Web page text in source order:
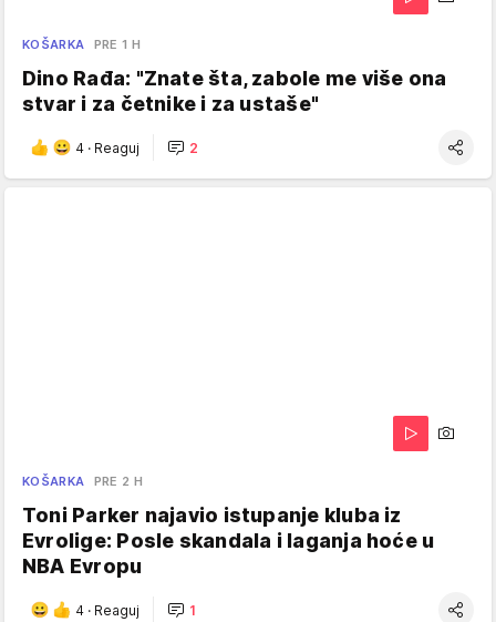
KOŠARKA PRE 1 H
Dino Rađa: "Znate šta, zabole me više ona
stvar i za četnike i za ustaše"
4 · Reaguj 2
KOŠARKA PRE 2 H
Toni Parker najavio istupanje kluba iz
Evrolige: Posle skandala i laganja hoće u
NBA Evropu
4 · Reaguj 1